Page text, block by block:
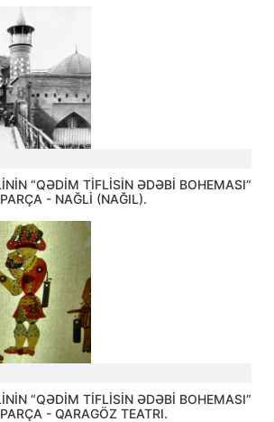
“QƏDİM TİFLİSİN ƏDƏBİ BOHEMASI”
- NAĞLİ (NAĞIL).
“QƏDİM TİFLİSİN ƏDƏBİ BOHEMASI”
- QARAGÖZ TEATRI.